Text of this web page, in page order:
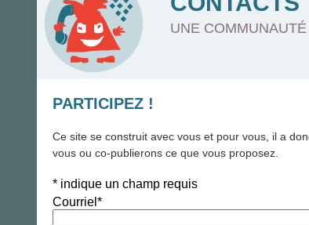
UNE
PARTICIPEZ !
Ce site se construit avec vous et pour vous, il a
vous ou co-publierons ce que vous proposez.
* indique un champ requis
Courriel *